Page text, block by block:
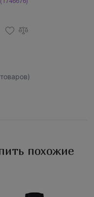
товаров)
похожие